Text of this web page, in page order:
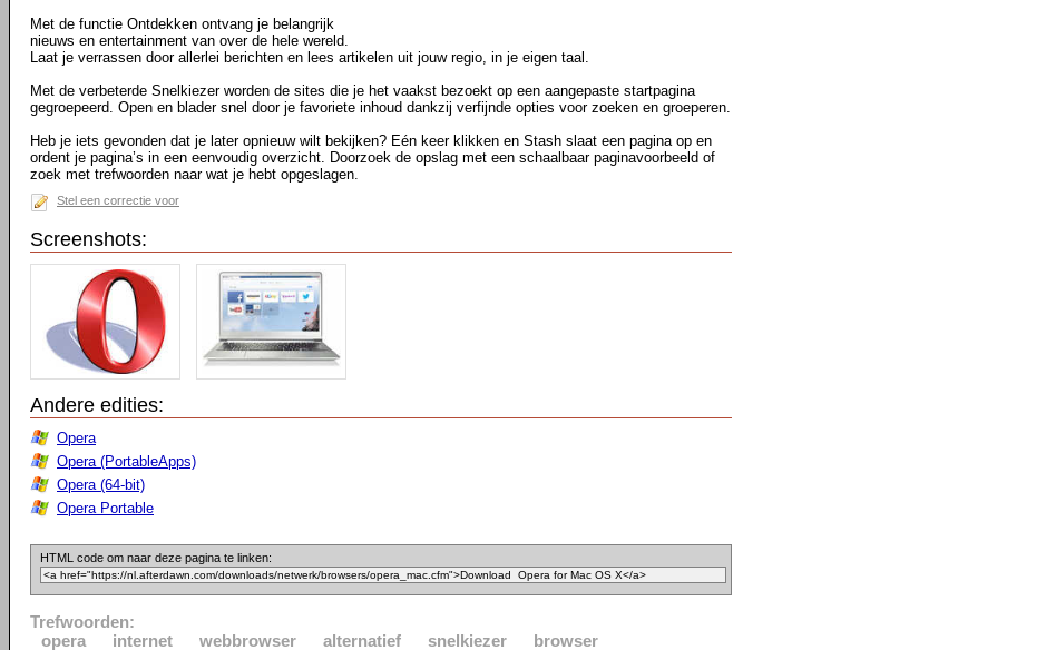
Met de functie Ontdekken ontvang je belangrijk
nieuws en entertainment van over de hele wereld.
Laat je verrassen door allerlei berichten en lees artikelen uit jouw regio, in je eigen taal.
Met de verbeterde Snelkiezer worden de sites die je het vaakst bezoekt op een aangepaste startpagina
gegroepeerd. Open en blader snel door je favoriete inhoud dankzij verfijnde opties voor zoeken en groeperen.
Heb je iets gevonden dat je later opnieuw wilt bekijken? Eén keer klikken en Stash slaat een pagina op en
ordent je pagina’s in een eenvoudig overzicht. Doorzoek de opslag met een schaalbaar paginavoorbeeld of
zoek met trefwoorden naar wat je hebt opgeslagen.
Stel een correctie voor
Screenshots:
Andere edities:
Opera
Opera (PortableApps)
Opera (64-bit)
Opera Portable
HTML code om naar deze pagina te linken:
Trefwoorden:
opera
internet webbrowser alternatief snelkiezer browser